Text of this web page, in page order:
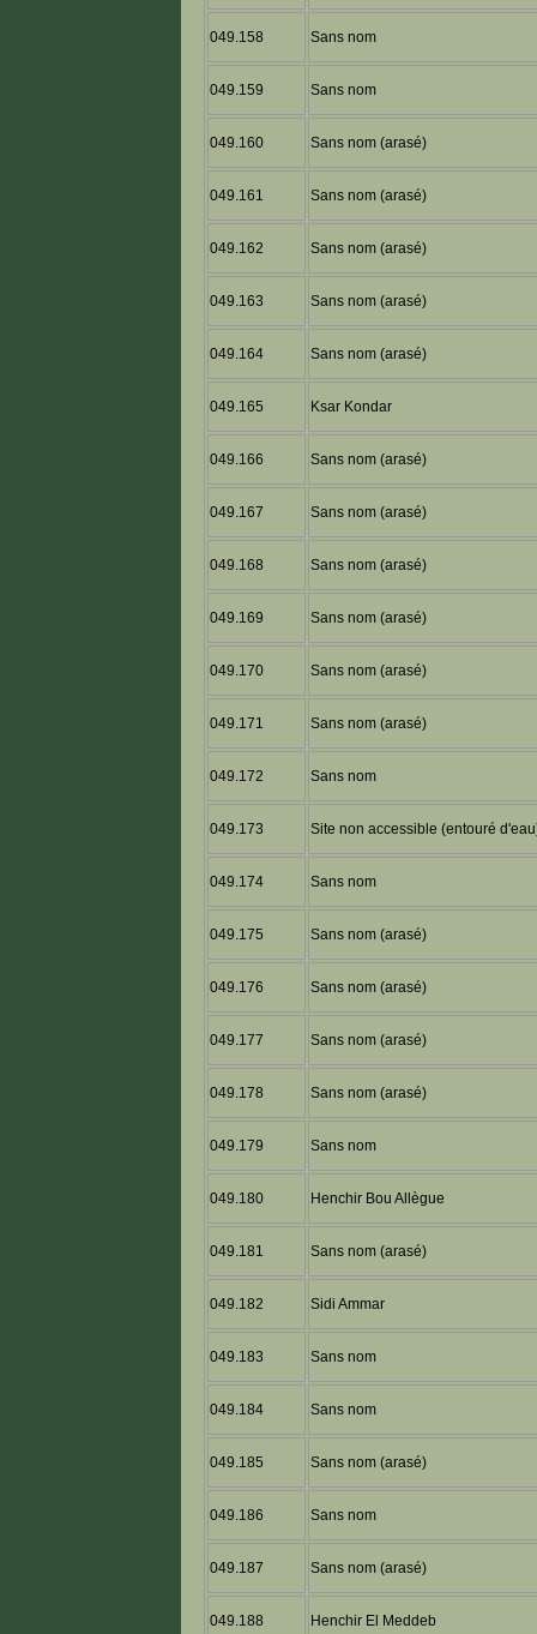
049.158 Sans nom
049.159 Sans nom
049.160 Sans nom (arasé)
049.161 Sans nom (arasé)
049.162 Sans nom (arasé)
049.163 Sans nom (arasé)
049.164 Sans nom (arasé)
049.165 Ksar Kondar
049.166 Sans nom (arasé)
049.167 Sans nom (arasé)
049.168 Sans nom (arasé)
049.169 Sans nom (arasé)
049.170 Sans nom (arasé)
049.171 Sans nom (arasé)
049.172 Sans nom
049.173 Site non accessible (entouré
049.174 Sans nom
049.175 Sans nom (arasé)
049.176 Sans nom (arasé)
049.177 Sans nom (arasé)
049.178 Sans nom (arasé)
049.179 Sans nom
049.180 Henchir Bou Allègue
049.181 Sans nom (arasé)
049.182 Sidi Ammar
049.183 Sans nom
049.184 Sans nom
049.185 Sans nom (arasé)
049.186 Sans nom
049.187 Sans nom (arasé)
049.188 Henchir El Meddeb